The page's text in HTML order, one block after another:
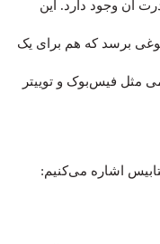
آن وجود دارد. این
برسد که هم برای یک
مثل فیس‌بوک و توییتر
اشاره می‌کنیم: